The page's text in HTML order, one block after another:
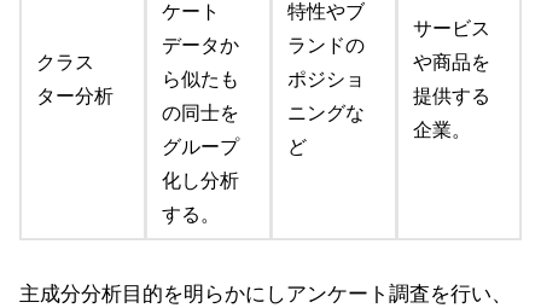
クラス
ター分析
ケート
データか
ら似たも
の同士を
グループ
化し分析
する。
特性やブ
ランドの
ポジショ
ニングな
ど
サービス
や商品を
提供する
企業。
主成分分析目的を明らかにしアンケート調査を行い、